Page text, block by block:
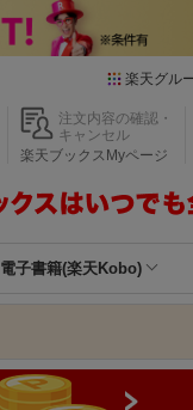
楽天グル
本/
楽
楽天
注文内容の確認・
キャンセル
楽天ブックスMyページ
電子書籍(楽天Kobo)